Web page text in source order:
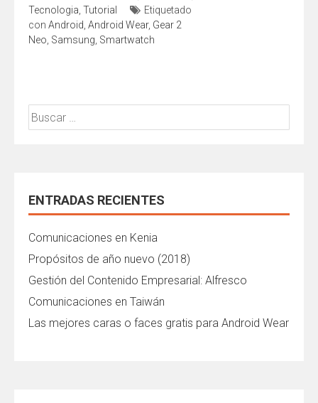
Tecnologia, Tutorial
Etiquetado
con Android, Android Wear, Gear 2
Neo, Samsung, Smartwatch
Buscar:
ENTRADAS RECIENTES
Comunicaciones en Kenia
Propósitos de año nuevo (2018)
Gestión del Contenido Empresarial: Alfresco
Comunicaciones en Taiwán
Las mejores caras o faces gratis para Android Wear